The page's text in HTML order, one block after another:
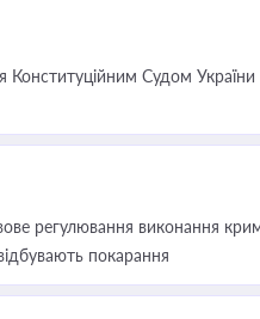
Судом
регулювання виконання
покарання